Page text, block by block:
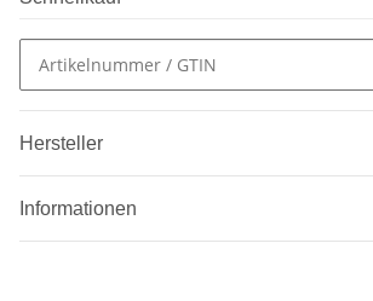
Hersteller
Informationen